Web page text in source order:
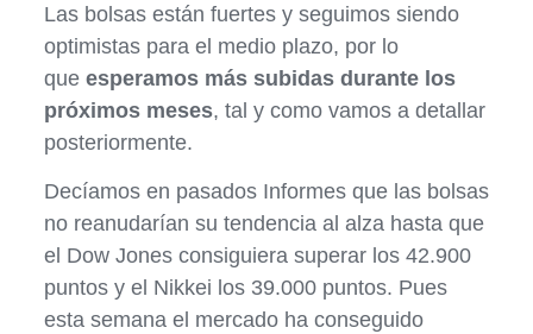
Las bolsas están fuertes y seguimos siendo
optimistas para el medio plazo, por lo
que esperamos más subidas durante los
próximos meses, tal y como vamos a detallar
posteriormente.
Decíamos en pasados Informes que las bolsas
no reanudarían su tendencia al alza hasta que
el Dow Jones consiguiera superar los 42.900
puntos y el Nikkei los 39.000 puntos. Pues
esta semana el mercado ha conseguido